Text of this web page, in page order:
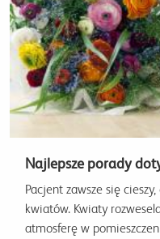
Najlepsze porady
Pacjent zawsze się
kwiatów. Kwiaty
atmosferę w